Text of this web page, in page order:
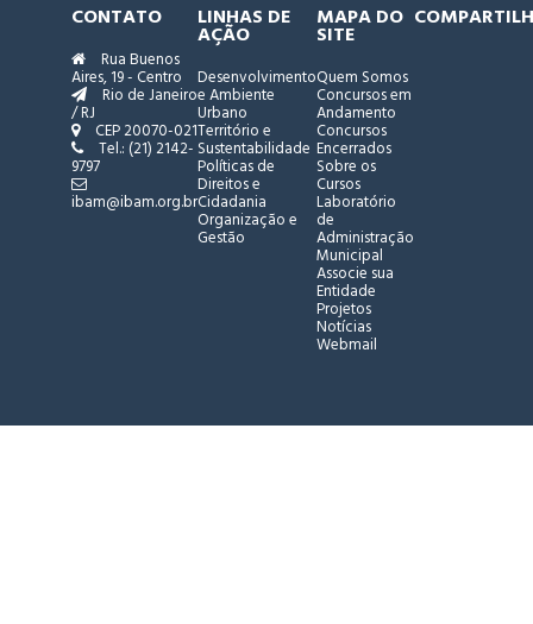
CONTATO
Rua Buenos
Aires, 19 - Centro
Rio de Janeiro
/ RJ
CEP 20070-021
Tel.: (21) 2142-
9797
ibam@ibam.org.br
LINHAS DE
AÇÃO
Desenvolvimento
e Ambiente
Urbano
Território e
Sustentabilidade
Políticas de
Direitos e
Cidadania
Organização e
Gestão
MAPA DO
SITE
Quem Somos
Concursos em
Andamento
Concursos
Encerrados
Sobre os
Cursos
Laboratório
de
Administração
Municipal
Associe sua
Entidade
Projetos
Notícias
Webmail